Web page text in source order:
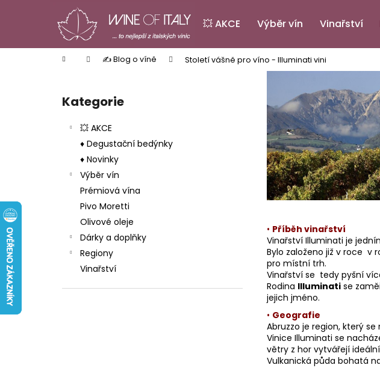
💥 AKCE Výběr vín Vinařství
Domů ✍️ Blog o víně Století vášně pro víno - Illuminati vini
Přeskočit
kategorie
Kategorie
💥 AKCE
♦ Degustační bedýnky
♦ Novinky
Výběr vín
Prémiová vína
Pivo Moretti
Olivové oleje
Dárky a doplňky
Regiony
Vinařství
• Příběh vinařství
Vinařství Illuminati je
Bylo založeno již v roce v
pro místní trh.
Vinařství se tedy pyšní
Rodina Illuminati se
jejich jméno.
• Geografie
Abruzzo je region, který
Vinice Illuminati se
větry z hor vytvářejí
Vulkanická půda bohatá
í
Zpět
do
Zpět
do
Co
PINOT GRIGIO LA BASTARDA IGT
FATTORIA DI BASCIANO
242 Kč
PINOT GRIGIO ALTO
WALCH
529 Kč